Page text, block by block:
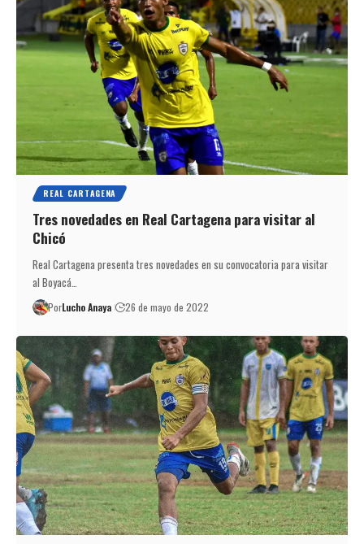
REAL CARTAGENA
Tres novedades en Real Cartagena para visitar al
Chicó
Real Cartagena presenta tres novedades en su convocatoria para visitar
al Boyacá…
PorLucho Anaya 26 de mayo de 2022